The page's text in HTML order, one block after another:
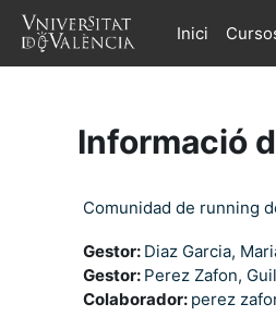
Ves al contingut principal
Inici
Informació
Comunidad de running
Gestor: Diaz Garcia,
Gestor: Perez Zafon,
Colaborador: perez